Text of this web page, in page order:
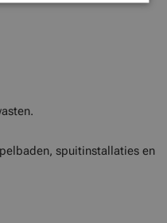
spuitinstallaties en